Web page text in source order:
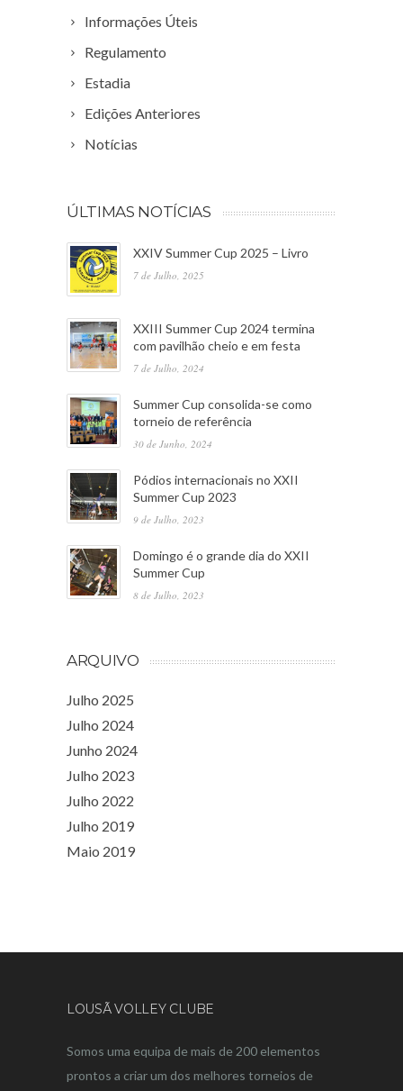
Informações Úteis
Regulamento
Estadia
Edições Anteriores
Notícias
ÚLTIMAS NOTÍCIAS
XXIV Summer Cup 2025 – Livro
7 de Julho, 2025
XXIII Summer Cup 2024 termina
com pavilhão cheio e em festa
7 de Julho, 2024
Summer Cup consolida-se como
torneio de referência
30 de Junho, 2024
Pódios internacionais no XXII
Summer Cup 2023
9 de Julho, 2023
Domingo é o grande dia do XXII
Summer Cup
8 de Julho, 2023
ARQUIVO
Julho 2025
Julho 2024
Junho 2024
Julho 2023
Julho 2022
Julho 2019
Maio 2019
LOUSÃ VOLLEY CLUBE
Somos uma equipa de mais de 200 elementos
prontos a criar um dos melhores torneios de